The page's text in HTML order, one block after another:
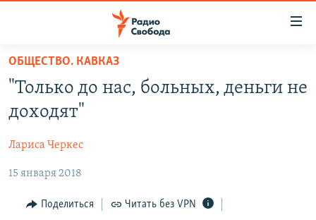
упрощенного
доступа
основному
Вернутся
главной
ПРОГРАММЫ
ЦИТАТЫ СВОБОДЫ
МНЕНИЯ
КУЛЬТУРА
ОБЩЕСТВО. КАВКАЗ
"Только до нас, больных, деньги не
доходят"
Лариса Черкес
15 января 2018
Поделиться Читать без VPN